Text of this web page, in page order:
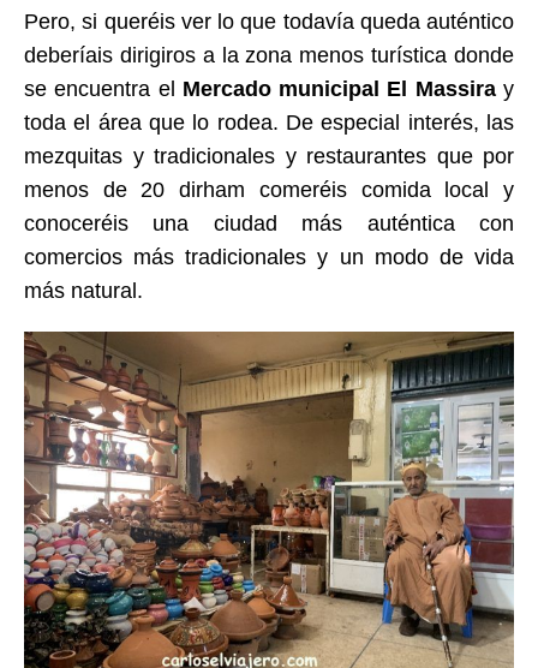
Pero, si queréis ver lo que todavía queda auténtico
deberíais dirigiros a la zona menos turística donde
se encuentra el Mercado municipal El Massiray
toda el área que lo rodea. De especial interés, las
mezquitas y tradicionales y restaurantes que por
menos de 20 dirham comeréis comida local y
conoceréis una ciudad más auténtica con
comercios más tradicionales y un modo de vida
más natural.